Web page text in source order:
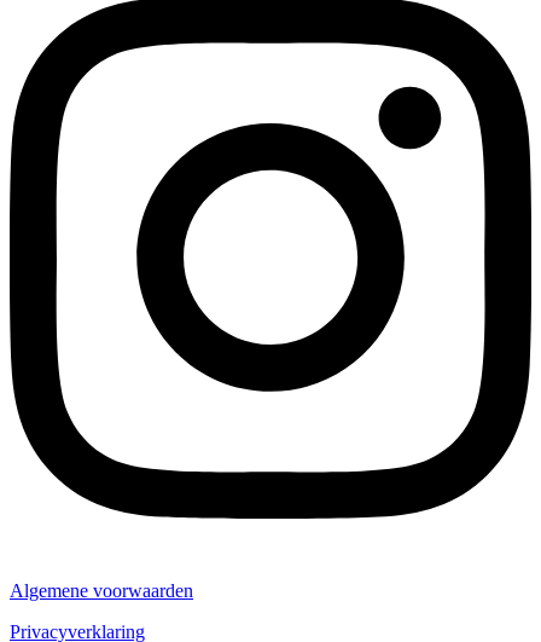
Algemene voorwaarden
Privacyverklaring